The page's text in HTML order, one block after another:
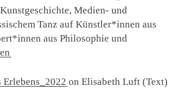
Medien- und
Tanz auf Künstler*innen aus
aus Philosophie und
Erlebens_2022 on Elisabeth Luft (Text)